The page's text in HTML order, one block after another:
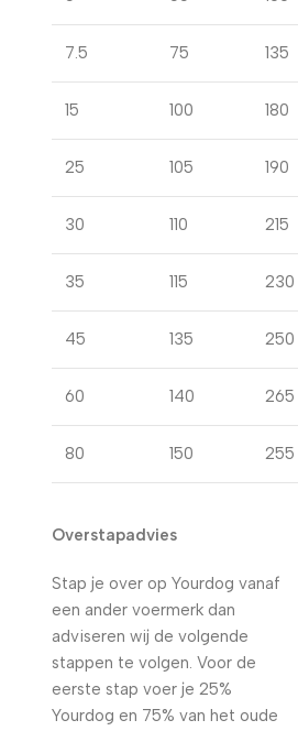
7.5 75 135
15 100 180
25 105 190
30 110 215
35 115 230
45 135 250
60 140 265
80 150 255
Overstapadvies
Stap je over op Yourdog vanaf
een ander voermerk dan
adviseren wij de volgende
stappen te volgen. Voor de
eerste stap voer je 25%
Yourdog en 75% van het oude